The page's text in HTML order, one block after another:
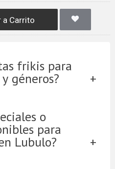
a Carrito
frikis para
géneros?
o
para
Lubulo?